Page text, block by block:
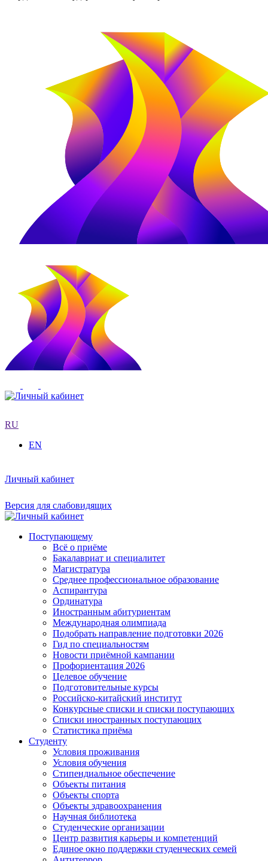
RU
EN
Личный кабинет
Версия для слабовидящих
Поступающему
Всё о приёме
Бакалавриат и специалитет
Магистратура
Среднее профессиональное образование
Аспирантура
Ординатура
Иностранным абитуриентам
Международная олимпиада
Подобрать направление подготовки 2026
Гид по специальностям
Новости приёмной кампании
Профориентация 2026
Целевое обучение
Подготовительные курсы
Российско-китайский институт
Конкурсные списки и списки поступающих
Списки иностранных поступающих
Статистика приёма
Студенту
Условия проживания
Условия обучения
Стипендиальное обеспечение
Объекты питания
Объекты спорта
Объекты здравоохранения
Научная библиотека
Студенческие организации
Центр развития карьеры и компетенций
Единое окно поддержки студенческих семей